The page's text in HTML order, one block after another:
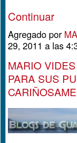
Continuar
Agregado por
29, 2011 a las
MARIO
PARA SUS